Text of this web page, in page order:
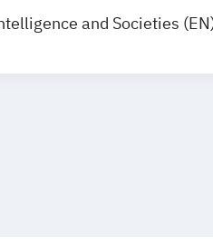
Präsenzstudium
and Societies
und E-Commerce
Marketing und